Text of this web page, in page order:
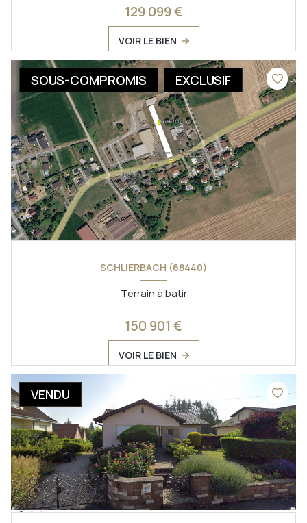
129 099 €
VOIR LE BIEN
SOUS-COMPROMIS EXCLUSIF
SCHLIERBACH (68440)
Terrain à batir
150 901 €
VOIR LE BIEN
VENDU